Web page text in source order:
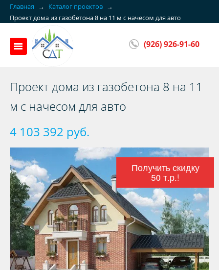
Главная → Каталог проектов →
Проект дома из газобетона 8 на 11 м с начесом для авто
(926) 926-91-60
Проект дома из газобетона 8 на 11
м с начесом для авто
4 103 392 руб.
Получить скидку
50 т.р.!